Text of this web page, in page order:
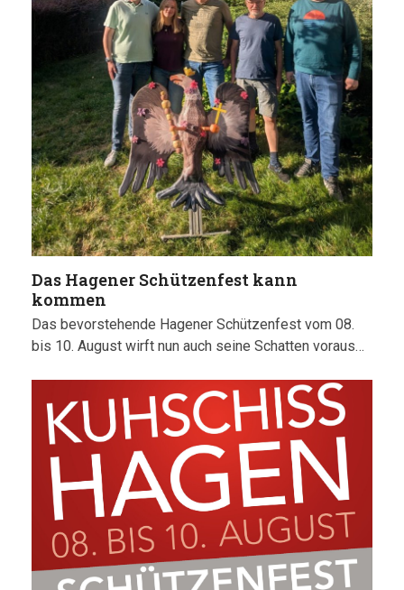
Das Hagener Schützenfest kann
kommen
Das bevorstehende Hagener Schützenfest vom 08.
bis 10. August wirft nun auch seine Schatten voraus…